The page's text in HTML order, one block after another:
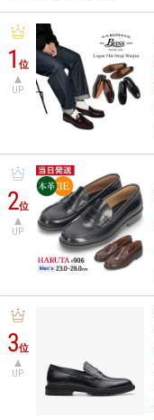
1位
UP
2位
UP
3位
UP